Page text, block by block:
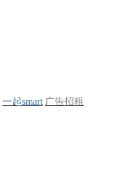
一起smart 广告招租